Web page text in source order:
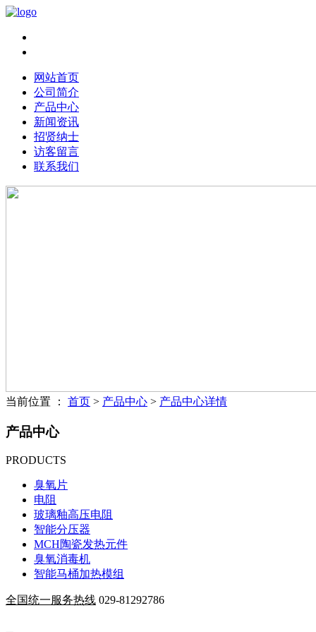
网站首页
公司简介
产品中心
新闻资讯
招贤纳士
访客留言
联系我们
当前位置 ： 首页 > 产品中心 > 产品中心详情
产品中心
PRODUCTS
臭氧片
电阻
玻璃釉高压电阻
智能分压器
MCH陶瓷发热元件
臭氧消毒机
智能马桶加热模组
全国统一服务热线 029-81292786